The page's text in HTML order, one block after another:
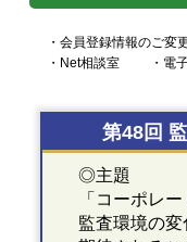
・会員登録情報のご変
・Net相談室
・電
第48回
◎主題
「コーポレ
監査環境の